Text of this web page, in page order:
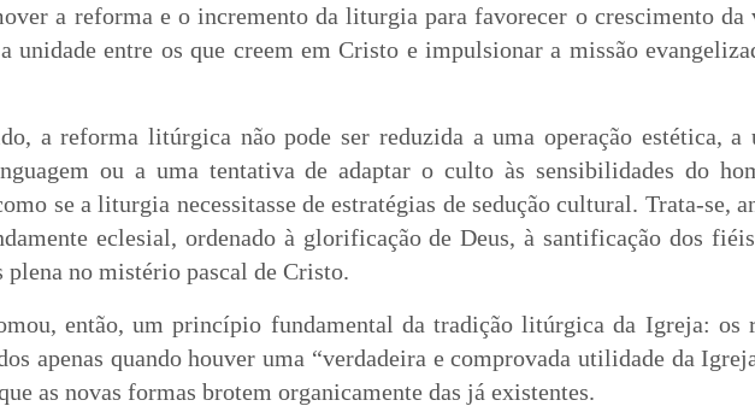
a reforma e o incremento da liturgia para favorecer o crescimento da
unidade entre os que creem em Cristo e impulsionar a missão
a reforma litúrgica não pode ser reduzida a uma operação estética, a
ou a uma tentativa de adaptar o culto às sensibilidades do
se a liturgia necessitasse de estratégias de sedução cultural. Trata-se,
eclesial, ordenado à glorificação de Deus, à santificação dos
no mistério pascal de Cristo.
então, um princípio fundamental da tradição litúrgica da Igreja: os
apenas quando houver uma “verdadeira e comprovada utilidade da
as novas formas brotem organicamente das já existentes.